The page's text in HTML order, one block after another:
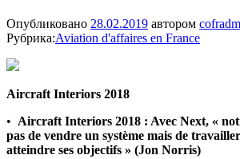
Опубликовано 28.02.2019 автором
Рубрика:Aviation d'affaires en France
Aircraft Interiors 2018
• Aircraft Interiors 2018 : Avec Next, «
pas de vendre un système mais de
atteindre ses objectifs » (Jon Norris)